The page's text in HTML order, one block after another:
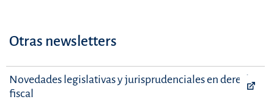
Otras newsletters
Novedades legislativas y jurisprudenciales en derecho
fiscal